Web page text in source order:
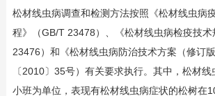
松材线虫病调查和检测方法按照《松材线虫病
程》（GB/T 23478）、《松材线虫病检疫技术
23476）和《松材线虫病防治技术方案（修订
〔2010〕35号）有关要求执行。其中，松材
小班为单位，表现有松材线虫病症状的松树在